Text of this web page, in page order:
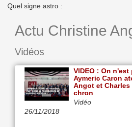
Quel signe astro :
Actu Christine
Vidéos
26/11/2018
VIDEO : On
Aymeric Caron
Angot et
chron
Vidéo